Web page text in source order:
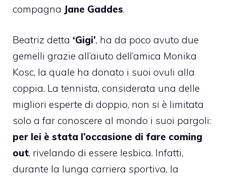
compagna Jane Gaddes.
Beatriz detta ‘Gigi’, ha da poco avuto due
gemelli grazie all’aiuto dell’amica Monika
Kosc, la quale ha donato i suoi ovuli alla
coppia. La tennista, considerata una delle
migliori esperte di doppio, non si è limitata
solo a far conoscere al mondo i suoi pargoli:
per lei è stata l’occasione di fare coming
out, rivelando di essere lesbica. Infatti,
durante la lunga carriera sportiva, la